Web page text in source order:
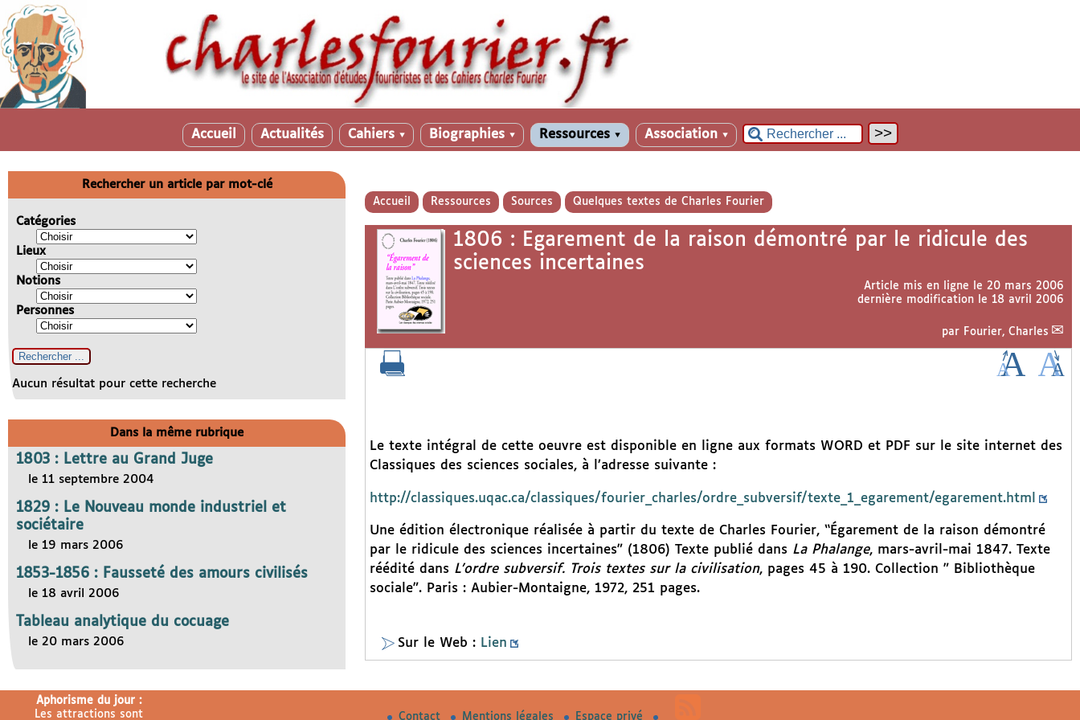
Accueil Actualités Cahiers ▼ Biographies ▼ Ressources ▼ Association ▼
Accueil Ressources Sources Quelques textes de Charles Fourier
1806 : Egarement de la raison démontré par le ridicule des
sciences incertaines
Article mis en ligne le 20 mars 2006
dernière modification le 18 avril 2006
par Fourier, Charles
Le texte intégral de cette oeuvre est disponible en ligne aux formats WORD et PDF sur le site internet des
Classiques des sciences sociales, à l’adresse suivante :
http://classiques.uqac.ca/classiques/fourier_charles/ordre_subversif/texte_1_egarement/egarement.html
Une édition électronique réalisée à partir du texte de Charles Fourier, “Égarement de la raison démontré
par le ridicule des sciences incertaines” (1806) Texte publié dans La Phalange, mars-avril-mai 1847. Texte
réédité dans L’ordre subversif. Trois textes sur la civilisation, pages 45 à 190. Collection " Bibliothèque
sociale". Paris : Aubier-Montaigne, 1972, 251 pages.
Sur le Web : Lien
Rechercher un article par mot-clé
Catégories
Lieux
Notions
Personnes
Aucun résultat pour cette recherche
Dans la même rubrique
1803 : Lettre au Grand Juge
le 11 septembre 2004
1829 : Le Nouveau monde industriel et
sociétaire
le 19 mars 2006
1853-1856 : Fausseté des amours civilisés
le 18 avril 2006
Tableau analytique du cocuage
le 20 mars 2006
Aphorisme du jour :
Les attractions sont
Contact Mentions légales Espace privé